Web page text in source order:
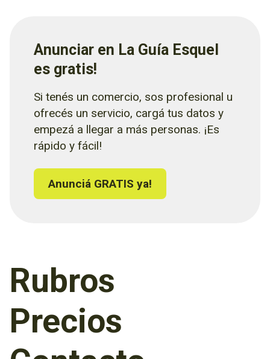
Anunciar en La Guía Esquel
es gratis!
Si tenés un comercio, sos profesional u
ofrecés un servicio, cargá tus datos y
empezá a llegar a más personas. ¡Es
rápido y fácil!
Anunciá GRATIS ya!
Rubros
Precios